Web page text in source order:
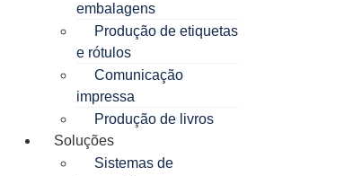
embalagens
Produção de etiquetas
e rótulos
Comunicação
impressa
Produção de livros
Soluções
Sistemas de